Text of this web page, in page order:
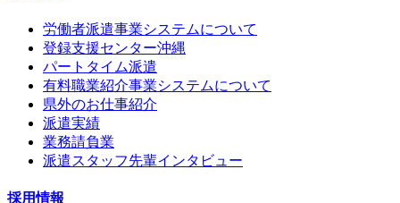
労働者派遣事業システムについて
登録支援センター沖縄
パートタイム派遣
有料職業紹介事業システムについて
県外のお仕事紹介
派遣実績
業務請負業
派遣スタッフ先輩インタビュー
採用情報